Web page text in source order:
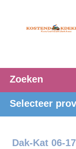
Zoeken
Selecteer
Dak-Kat 06-